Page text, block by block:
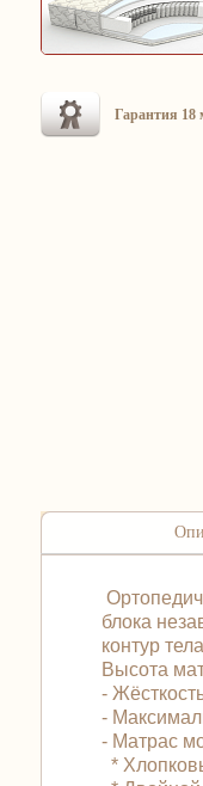
Гарантия 18
блока
контур
Высота
-
-
- Матрас
*